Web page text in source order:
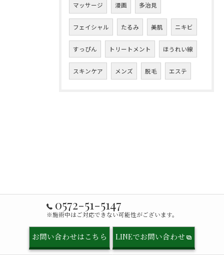
マッサージ 漫画 多治見
フェイシャル たるみ 美肌 ニキビ
すっぴん トリートメント ほうれい線
スキンケア メンズ 脱毛 エステ
0572-51-5147
※施術中はご対応できない可能性がございます。
お問い合わせはこちら LINEでお問い合わせ